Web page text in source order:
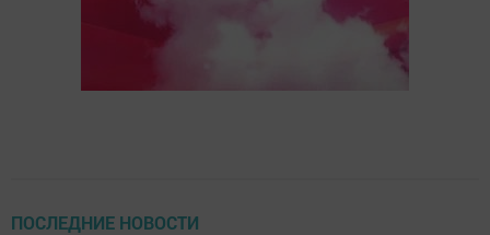
ПОСЛЕДНИЕ НОВОСТИ